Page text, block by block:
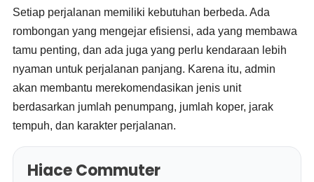
Setiap perjalanan memiliki kebutuhan berbeda. Ada
rombongan yang mengejar efisiensi, ada yang membawa
tamu penting, dan ada juga yang perlu kendaraan lebih
nyaman untuk perjalanan panjang. Karena itu, admin
akan membantu merekomendasikan jenis unit
berdasarkan jumlah penumpang, jumlah koper, jarak
tempuh, dan karakter perjalanan.
Hiace Commuter